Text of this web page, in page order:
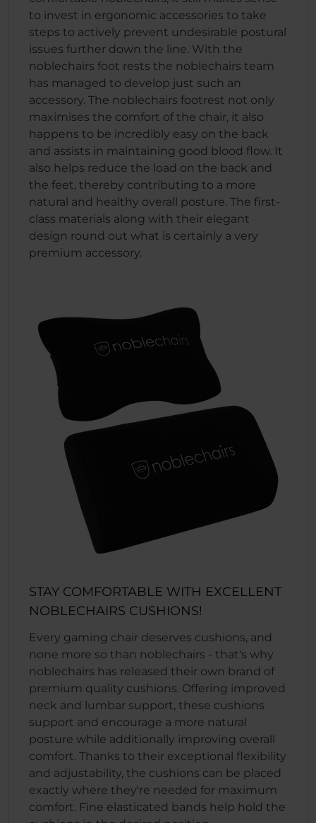
to invest in ergonomic accessories to take
steps to actively prevent undesirable postural
issues further down the line. With the
noblechairs foot rests the noblechairs team
has managed to develop just such an
accessory. The noblechairs footrest not only
maximises the comfort of the chair, it also
happens to be incredibly easy on the back
and assists in maintaining good blood flow. It
also helps reduce the load on the back and
the feet, thereby contributing to a more
natural and healthy overall posture. The first-
class materials along with their elegant
design round out what is certainly a very
premium accessory.
STAY COMFORTABLE WITH EXCELLENT
NOBLECHAIRS CUSHIONS!
Every gaming chair deserves cushions, and
none more so than noblechairs - that's why
noblechairs has released their own brand of
premium quality cushions. Offering improved
neck and lumbar support, these cushions
support and encourage a more natural
posture while additionally improving overall
comfort. Thanks to their exceptional flexibility
and adjustability, the cushions can be placed
exactly where they're needed for maximum
comfort. Fine elasticated bands help hold the